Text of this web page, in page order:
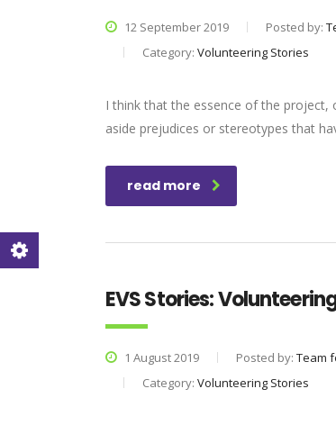
12 September 2019 Posted by:
Category: Volunteering Stories
I think that the essence of the
aside prejudices or stereotypes that
read more
EVS Stories:
1 August 2019 Posted by: Team
Category: Volunteering Stories